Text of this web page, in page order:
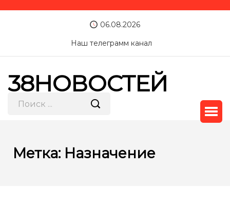
06.08.2026
Наш телеграмм канал
38НОВОСТЕЙ
Метка: Назначение